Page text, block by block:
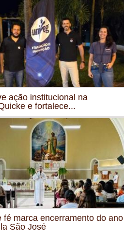
ação institucional na
e fortalece...
fé marca encerramento do ano
São José